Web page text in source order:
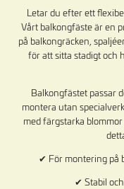
Letar du efter ett
Vårt balkongfäste är en
på balkongräcken,
för att sitta stadigt och
Balkongfästet passar
montera utan
med färgstarka
✔ För montering på
✔ Stabil